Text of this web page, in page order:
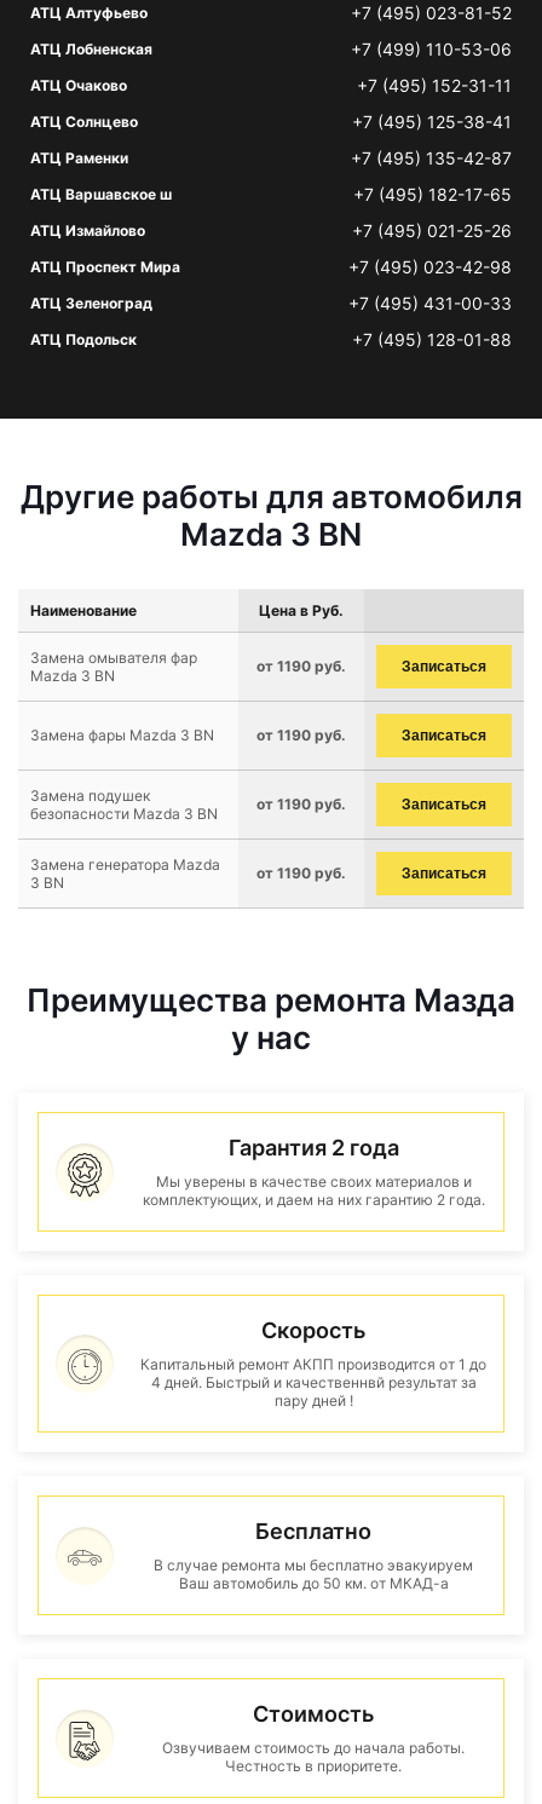
АТЦ Алтуфьево +7 (495) 023-81-52
АТЦ Лобненская +7 (499) 110-53-06
АТЦ Очаково +7 (495) 152-31-11
АТЦ Солнцево +7 (495) 125-38-41
АТЦ Раменки +7 (495) 135-42-87
АТЦ Варшавское ш +7 (495) 182-17-65
АТЦ Измайлово +7 (495) 021-25-26
АТЦ Проспект Мира +7 (495) 023-42-98
АТЦ Зеленоград +7 (495) 431-00-33
АТЦ Подольск +7 (495) 128-01-88
Другие работы для автомобиля
Mazda 3 BN
Наименование Цена в Руб.
Замена омывателя фар
Mazda 3 BN
от 1190 руб. Записаться
Замена фары Mazda 3 BN от 1190 руб. Записаться
Замена подушек
безопасности Mazda 3 BN
от 1190 руб. Записаться
Замена генератора Mazda
3 BN
от 1190 руб. Записаться
Преимущества ремонта Мазда
у нас
Гарантия 2 года
Мы уверены в качестве своих материалов и
комплектующих, и даем на них гарантию 2 года.
Скорость
Капитальный ремонт АКПП производится от 1 до
4 дней. Быстрый и качественнвй результат за
пару дней !
Бесплатно
В случае ремонта мы бесплатно эвакуируем
Ваш автомобиль до 50 км. от МКАД-а
Стоимость
Озвучиваем стоимость до начала работы.
Честность в приоритете.